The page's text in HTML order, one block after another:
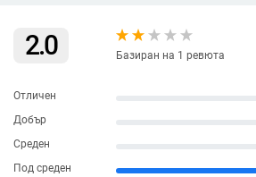
2.0 Базиран на 1 ревюта
Отличен
Добър
Среден
Под среден